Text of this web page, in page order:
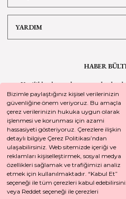
Bizimle paylaştığınız kişisel verilerinizin
güvenliğine önem veriyoruz. Bu amaçla
çerez verilerinizin hukuka uygun olarak
işlenmesi ve korunması için azami
hassasiyeti gösteriyoruz. Çerezlere ilişkin
detaylı bilgiye Çerez Politikası’ndan
ulaşabilirsiniz. Web sitemizde içeriği ve
reklamları kişiselleştirmek, sosyal medya
özellikleri sağlamak ve trafiğimizi analiz
etmek için kullanılmaktadır. “Kabul Et”
seçeneği ile tüm çerezleri kabul
veya Reddet seçeneği ile çerezleri
YARDIM
HABER
Yeniliklerden ve kampanyalardan
bültenimize
KAYDOL